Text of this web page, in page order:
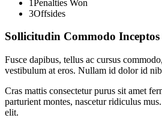
1Penalties Won
3Offsides
Sollicitudin Commodo
Fusce dapibus, tellus ac cursus
vestibulum at eros. Nullam id dolor id
Cras mattis consectetur purus sit amet
parturient montes, nascetur ridiculus
elit.